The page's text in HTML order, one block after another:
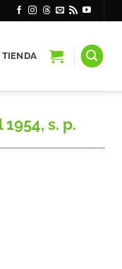
TIENDA
s. p.